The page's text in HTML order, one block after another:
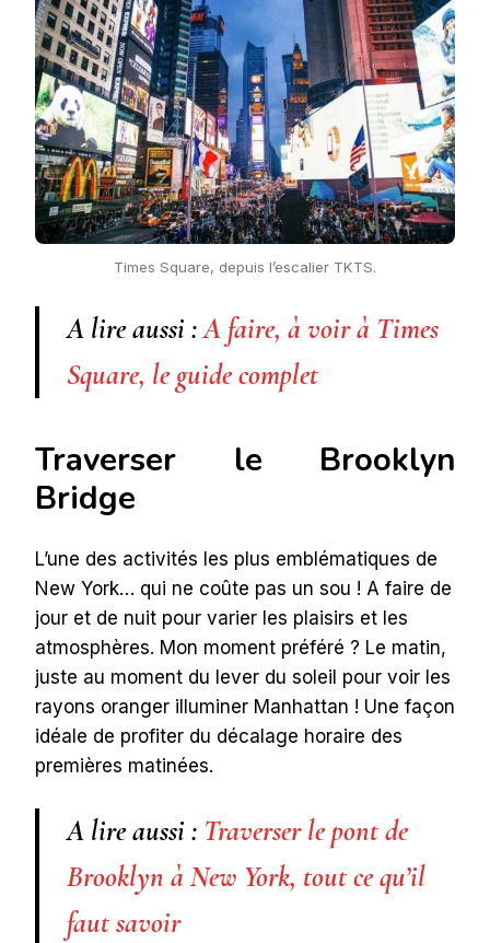
Times Square, depuis l’escalier TKTS.
A lire aussi :A faire, à voir à Times
Square, le guide complet
Traverser le Brooklyn
Bridge
L’une des activités les plus emblématiques de
New York… qui ne coûte pas un sou ! A faire de
jour et de nuit pour varier les plaisirs et les
atmosphères. Mon moment préféré ? Le matin,
juste au moment du lever du soleil pour voir les
rayons oranger illuminer Manhattan ! Une façon
idéale de profiter du décalage horaire des
premières matinées.
A lire aussi : Traverser le pont de
Brooklyn à New York, tout ce qu’il
faut savoir